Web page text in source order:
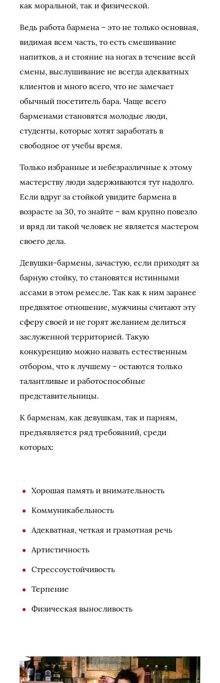
как моральной, так и физической.
Ведь работа бармена – это не только основная,
видимая всем часть, то есть смешивание
напитков, а и стояние на ногах в течение всей
смены, выслушивание не всегда адекватных
клиентов и много всего, что не замечает
обычный посетитель бара. Чаще всего
барменами становятся молодые люди,
студенты, которые хотят заработать в
свободное от учебы время.
Только избранные и небезразличные к этому
мастерству люди задерживаются тут надолго.
Если вдруг за стойкой увидите бармена в
возрасте за 30, то знайте – вам крупно повезло
и вряд ли такой человек не является мастером
своего дела.
Девушки-бармены, зачастую, если приходят за
барную стойку, то становятся истинными
ассами в этом ремесле. Так как к ним заранее
предвзятое отношение, мужчины считают эту
сферу своей и не горят желанием делиться
заслуженной территорией. Такую
конкуренцию можно назвать естественным
отбором, что к лучшему – остаются только
талантливые и работоспособные
представительницы.
К барменам, как девушкам, так и парням,
предъявляется ряд требований, среди
которых:
Хорошая память и внимательность
Коммуникабельность
Адекватная, четкая и грамотная речь
Артистичность
Стрессоустойчивость
Терпение
Физическая выносливость